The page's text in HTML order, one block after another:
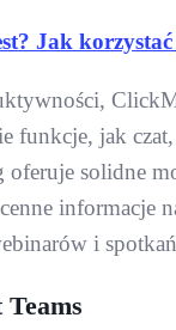
Jak
funkcje, jak
solidne
informacje
i